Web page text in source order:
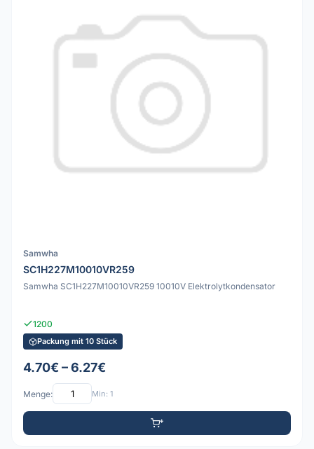
Samwha
SC1H227M10010VR259
Samwha SC1H227M10010VR259 10010V Elektrolytkondensator
1200
Packung mit 10 Stück
4.70€ – 6.27€
Menge: Min: 1